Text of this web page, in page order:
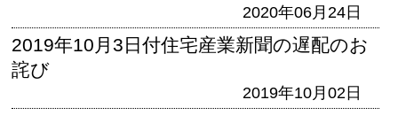
2020年06月24日
2019年10月3日付住宅産業新聞の遅配のお
詫び
2019年10月02日